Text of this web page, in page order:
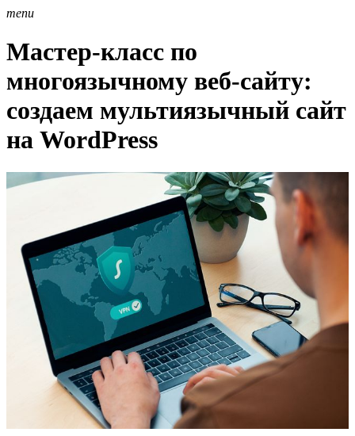
menu
Мастер-класс по
многоязычному веб-сайту:
создаем мультиязычный сайт
на WordPress